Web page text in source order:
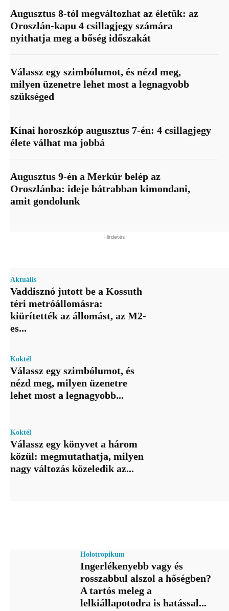
Augusztus 8-tól megváltozhat az életük: az
Oroszlán-kapu 4 csillagjegy számára
nyithatja meg a bőség időszakát
Válassz egy szimbólumot, és nézd meg,
milyen üzenetre lehet most a legnagyobb
szükséged
Kínai horoszkóp augusztus 7-én: 4 csillagjegy
élete válhat ma jobbá
Augusztus 9-én a Merkúr belép az
Oroszlánba: ideje bátrabban kimondani,
amit gondolunk
Hirdetés
Aktuális
Vaddisznó jutott be a Kossuth
téri metróállomásra:
kiürítették az állomást, az M2-
es...
Koktél
Válassz egy szimbólumot, és
nézd meg, milyen üzenetre
lehet most a legnagyobb...
Koktél
Válassz egy könyvet a három
közül: megmutathatja, milyen
nagy változás közeledik az...
Holotropikum
Ingerlékenyebb vagy és
rosszabbul alszol a hőségben?
A tartós meleg a
lelkiállapotodra is hatással...